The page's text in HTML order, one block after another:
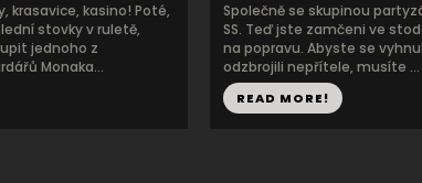
krasavice, kasino! Poté,
stovky v ruletě,
jednoho z
Monaka...
Společně se skupinou
SS. Teď jste zamčeni ve
na popravu. Abyste se
odzbrojili nepřítele, musíte ...
READ MORE!